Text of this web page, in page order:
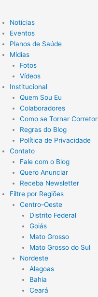
Notícias
Eventos
Planos de Saúde
Mídias
Fotos
Vídeos
Institucional
Quem Sou Eu
Colaboradores
Como se Tornar Corretor
Regras do Blog
Política de Privacidade
Contato
Fale com o Blog
Quero Anunciar
Receba Newsletter
Filtre por Regiões
Centro-Oeste
Distrito Federal
Goiás
Mato Grosso
Mato Grosso do Sul
Nordeste
Alagoas
Bahia
Ceará